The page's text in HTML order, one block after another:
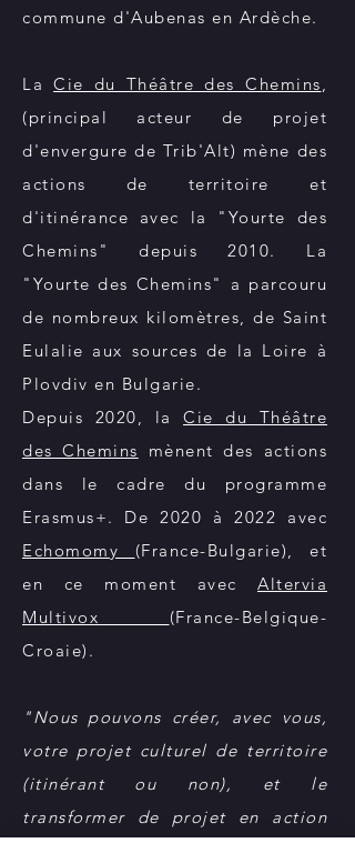
commune d'Aubenas en Ardèche.
LaCie du Théâtre des Chemins,
(principal acteur de projet
d'envergure de Trib'Alt) mène des
actions de territoire et
d'itinérance avec la "Yourte des
Chemins" depuis 2010. La
"Yourte des Chemins" a parcouru
de nombreux kilomètres, de Saint
Eulalie aux sources de la Loire à
Plovdiv en Bulgarie.
Depuis 2020, la Cie du Théâtre
des Chemins mènent des actions
dans le cadre du programme
Erasmus+. De 2020 à 2022 avec
Echomomy (France-Bulgarie), et
en ce moment avec Altervia
Multivox (France-Belgique-
Croaie).
"Nous pouvons créer, avec vous,
votre projet culturel de territoire
(itinérant ou non), et le
transformer de projet en action